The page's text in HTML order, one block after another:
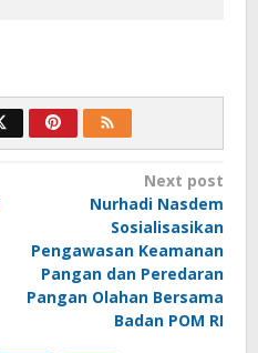
Next post
Nurhadi Nasdem
Sosialisasikan
Pengawasan Keamanan
Pangan dan Peredaran
Pangan Olahan Bersama
Badan POM RI